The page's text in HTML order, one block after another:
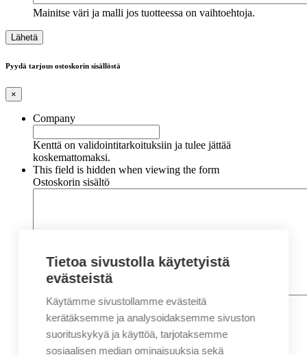
Mainitse väri ja malli jos tuotteessa on vaihtoehtoja.
Pyydä tarjous ostoskorin sisällöstä
×
Company
Kenttä on validointitarkoituksiin ja tulee jättää
koskemattomaksi.
This field is hidden when viewing the form
Ostoskorin sisältö
Nimi*
Etunimi
Sukunimi
Tietoa sivustolla käytetyistä
evästeistä
Käytämme sivustollamme evästeitä
kerätäksemme ja analysoidaksemme sivuston
suorituskykyä ja käyttöä, tarjotaksemme
sosiaalisen median ominaisuuksia sekä